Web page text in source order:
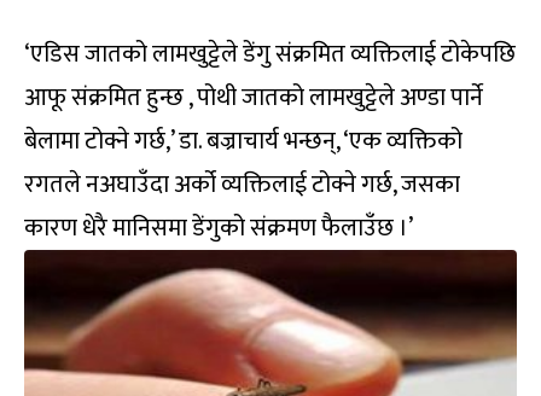
‘एडिस जातको लामखुट्टेले डेंगु संक्रमित व्यक्तिलाई टोकेपछि
आफू संक्रमित हुन्छ , पोथी जातको लामखुट्टेले अण्डा पार्ने
बेलामा टोक्ने गर्छ,’ डा. बज्राचार्य भन्छन्, ‘एक व्यक्तिको
रगतले नअघाउँदा अर्को व्यक्तिलाई टोक्ने गर्छ, जसका
कारण धेरै मानिसमा डेंगुको संक्रमण फैलाउँछ ।’